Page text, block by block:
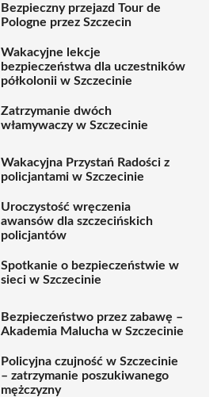
Bezpieczny przejazd Tour de
Pologne przez Szczecin
Wakacyjne lekcje
bezpieczeństwa dla uczestników
półkolonii w Szczecinie
Zatrzymanie dwóch
włamywaczy w Szczecinie
Wakacyjna Przystań Radości z
policjantami w Szczecinie
Uroczystość wręczenia
awansów dla szczecińskich
policjantów
Spotkanie o bezpieczeństwie w
sieci w Szczecinie
Bezpieczeństwo przez zabawę –
Akademia Malucha w Szczecinie
Policyjna czujność w Szczecinie
– zatrzymanie poszukiwanego
mężczyzny